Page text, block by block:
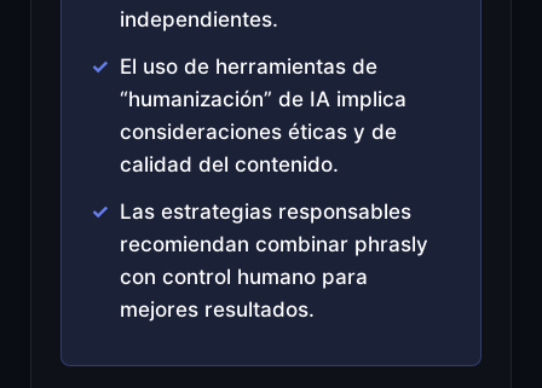
independientes.
El uso de herramientas de
“humanización” de IA implica
consideraciones éticas y de
calidad del contenido.
Las estrategias responsables
recomiendan combinar phrasly
con control humano para
mejores resultados.